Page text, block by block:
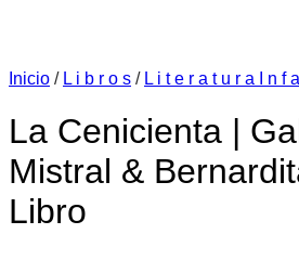
Inicio / L i b r o s / L i t e r a t u r a I n f
La Cenicienta |
Mistral &
Libro